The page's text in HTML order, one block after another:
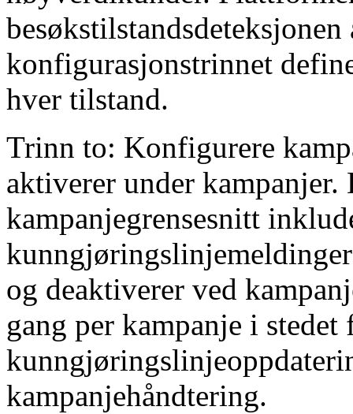
konfigurasjonstrinnet
hver tilstand.
Trinn to: Konfigurere
aktiverer under
kampanjegrensesnitt
og deaktiverer ved
gang per kampanje i stedet
kampanjehåndtering.